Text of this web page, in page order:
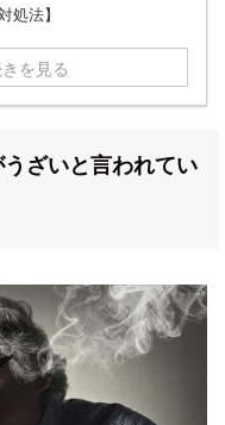
処法】
を見る
ざいと言われてい